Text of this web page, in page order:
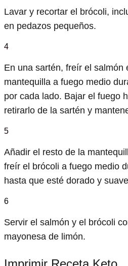
Lavar y recortar el brócoli,
en pedazos pequeños.
4
En una sartén, freír el salmón
mantequilla a fuego medio
por cada lado. Bajar el fuego
retirarlo de la sartén y
5
Añadir el resto de la
freír el brócoli a fuego medio
hasta que esté dorado y
6
Servir el salmón y el brócoli
mayonesa de limón.